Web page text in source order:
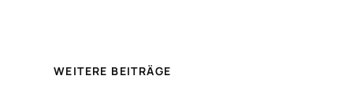
WEITERE BEITRÄGE